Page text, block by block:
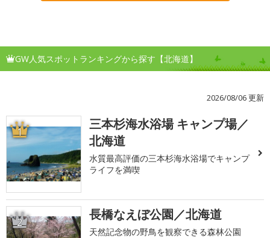
GW人気スポットランキングから探す【北海道】
2026/08/06 更新
1
三本杉海水浴場 キャンプ場／
北海道
水質最高評価の三本杉海水浴場でキャンプ
ライフを満喫
2 長橋なえぼ公園／北海道
天然記念物の野鳥を観察できる森林公園